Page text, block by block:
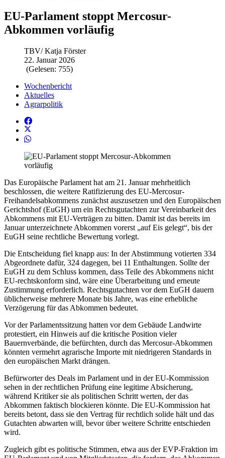
EU-Parlament stoppt Mercosur-
Abkommen vorläufig
TBV/ Katja Förster
22. Januar 2026
(Gelesen: 755)
Wochenbericht
Aktuelles
Agrarpolitik
Das Europäische Parlament hat am 21. Januar mehrheitlich
beschlossen, die weitere Ratifizierung des EU-Mercosur-
Freihandelsabkommens zunächst auszusetzen und den Europäischen
Gerichtshof (EuGH) um ein Rechtsgutachten zur Vereinbarkeit des
Abkommens mit EU-Verträgen zu bitten. Damit ist das bereits im
Januar unterzeichnete Abkommen vorerst „auf Eis gelegt“, bis der
EuGH seine rechtliche Bewertung vorlegt.
Die Entscheidung fiel knapp aus: In der Abstimmung votierten 334
Abgeordnete dafür, 324 dagegen, bei 11 Enthaltungen. Sollte der
EuGH zu dem Schluss kommen, dass Teile des Abkommens nicht
EU-rechtskonform sind, wäre eine Überarbeitung und erneute
Zustimmung erforderlich. Rechtsgutachten vor dem EuGH dauern
üblicherweise mehrere Monate bis Jahre, was eine erhebliche
Verzögerung für das Abkommen bedeutet.
Vor der Parlamentssitzung hatten vor dem Gebäude Landwirte
protestiert, ein Hinweis auf die kritische Position vieler
Bauernverbände, die befürchten, durch das Mercosur-Abkommen
könnten vermehrt agrarische Importe mit niedrigeren Standards in
den europäischen Markt drängen.
Befürworter des Deals im Parlament und in der EU-Kommission
sehen in der rechtlichen Prüfung eine legitime Absicherung,
während Kritiker sie als politischen Schritt werten, der das
Abkommen faktisch blockieren könnte. Die EU-Kommission hat
bereits betont, dass sie den Vertrag für rechtlich solide hält und das
Gutachten abwarten will, bevor über weitere Schritte entschieden
wird.
Zugleich gibt es politische Stimmen, etwa aus der EVP-Fraktion im